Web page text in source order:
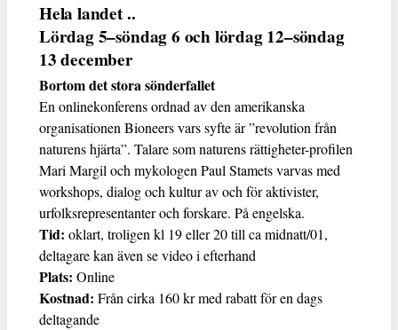
Hela landet ..
Lördag 5–söndag 6 och lördag 12–söndag
13 december
Bortom det stora sönderfallet
En onlinekonferens ordnad av den amerikanska
organisationen Bioneers vars syfte är ”revolution från
naturens hjärta”. Talare som naturens rättigheter-profilen
Mari Margil och mykologen Paul Stamets varvas med
workshops, dialog och kultur av och för aktivister,
urfolksrepresentanter och forskare. På engelska.
Tid: oklart, troligen kl 19 eller 20 till ca midnatt/01,
deltagare kan även se video i efterhand
Plats: Online
Kostnad: Från cirka 160 kr med rabatt för en dags
deltagande